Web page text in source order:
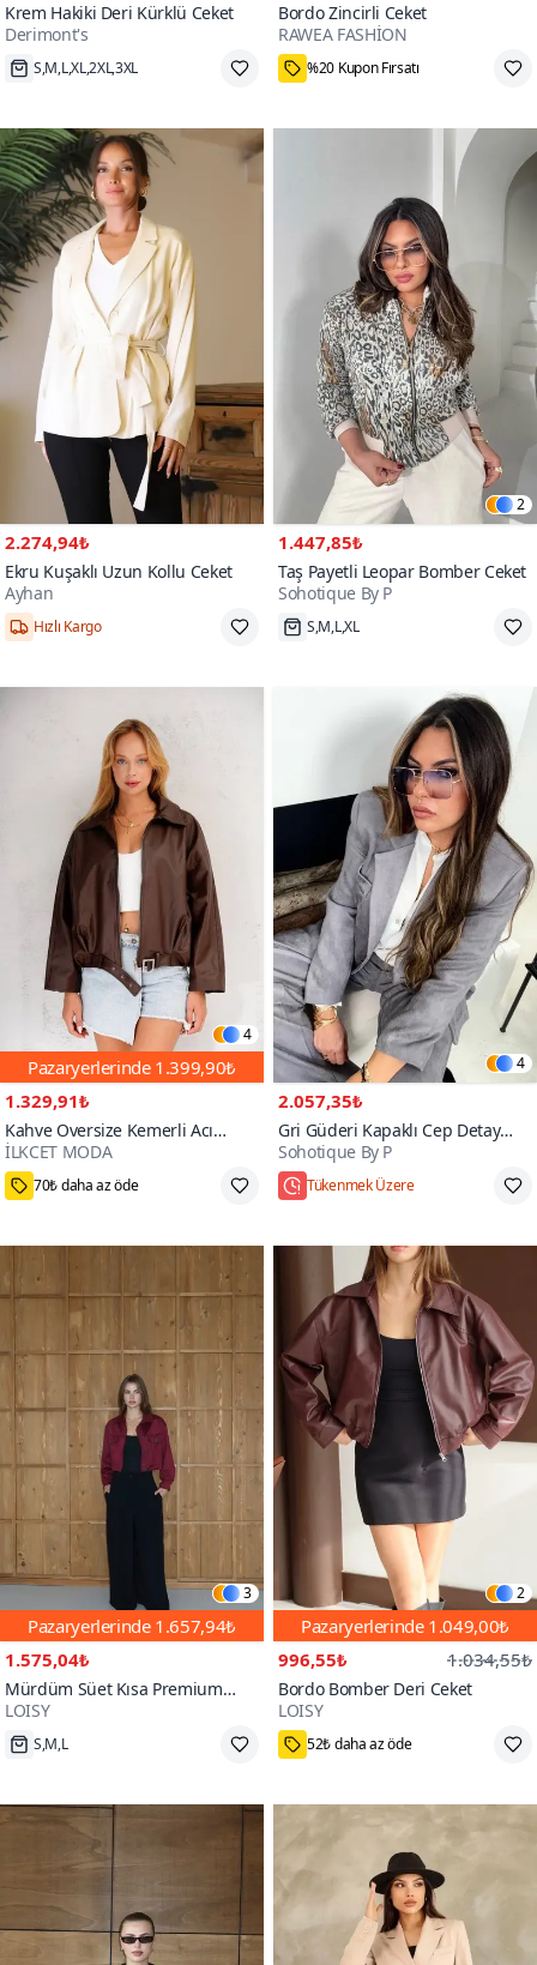
Krem Hakiki Deri Kürklü Ceket
Derimont's
S,M,L,XL,2XL,3XL
Bordo Zincirli Ceket
RAWEA FASHİON
%20 Kupon Fırsatı
2.274,94₺
Ekru Kuşaklı Uzun Kollu Ceket
Ayhan
Hızlı Kargo
2
1.447,85₺
Taş Payetli Leopar Bomber Ceket
Sohotique By P
S,M,L,XL
4
Pazaryerlerinde 1.399,90₺
1.329,91₺
Kahve Oversize Kemerli Acı
Bomber Ceket
İLKCET MODA
90+
70₺ daha az öde
4
2.057,35₺
Gri Güderi Kapaklı Cep Detay
Blazer Ceket
Sohotique By P
Tükenmek Üzere
3
Pazaryerlerinde 1.657,94₺
1.575,04₺
Mürdüm Süet Kısa Premium
Ceket
LOISY
S,M,L
2
Pazaryerlerinde 1.049,00₺
996,55₺
1.034,55₺
Bordo Bomber Deri Ceket
LOISY
100+
52₺ daha az öde